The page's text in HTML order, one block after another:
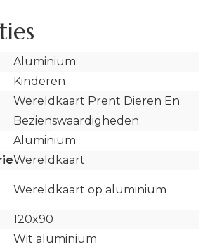
Aluminium
Kinderen
Wereldkaart Prent Dieren En
Bezienswaardigheden
Aluminium
Wereldkaart
Wereldkaart op aluminium
120x90
Wit aluminium